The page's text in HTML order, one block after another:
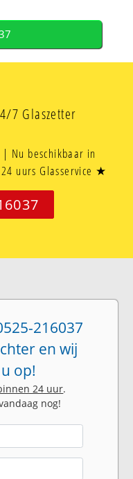
7 Glaszetter
Nu beschikbaar in
uurs Glasservice ★
216037
en wij
op!
24 uur.
nog!